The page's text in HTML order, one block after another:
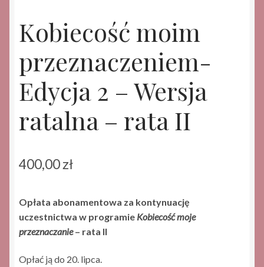
Kobiecość moim
przeznaczeniem-
Edycja 2 – Wersja
ratalna – rata II
400,00zł
Opłata abonamentowa za kontynuację
uczestnictwa w programie Kobiecość moje
przeznaczanie– rata II
Opłać ją do 20. lipca.